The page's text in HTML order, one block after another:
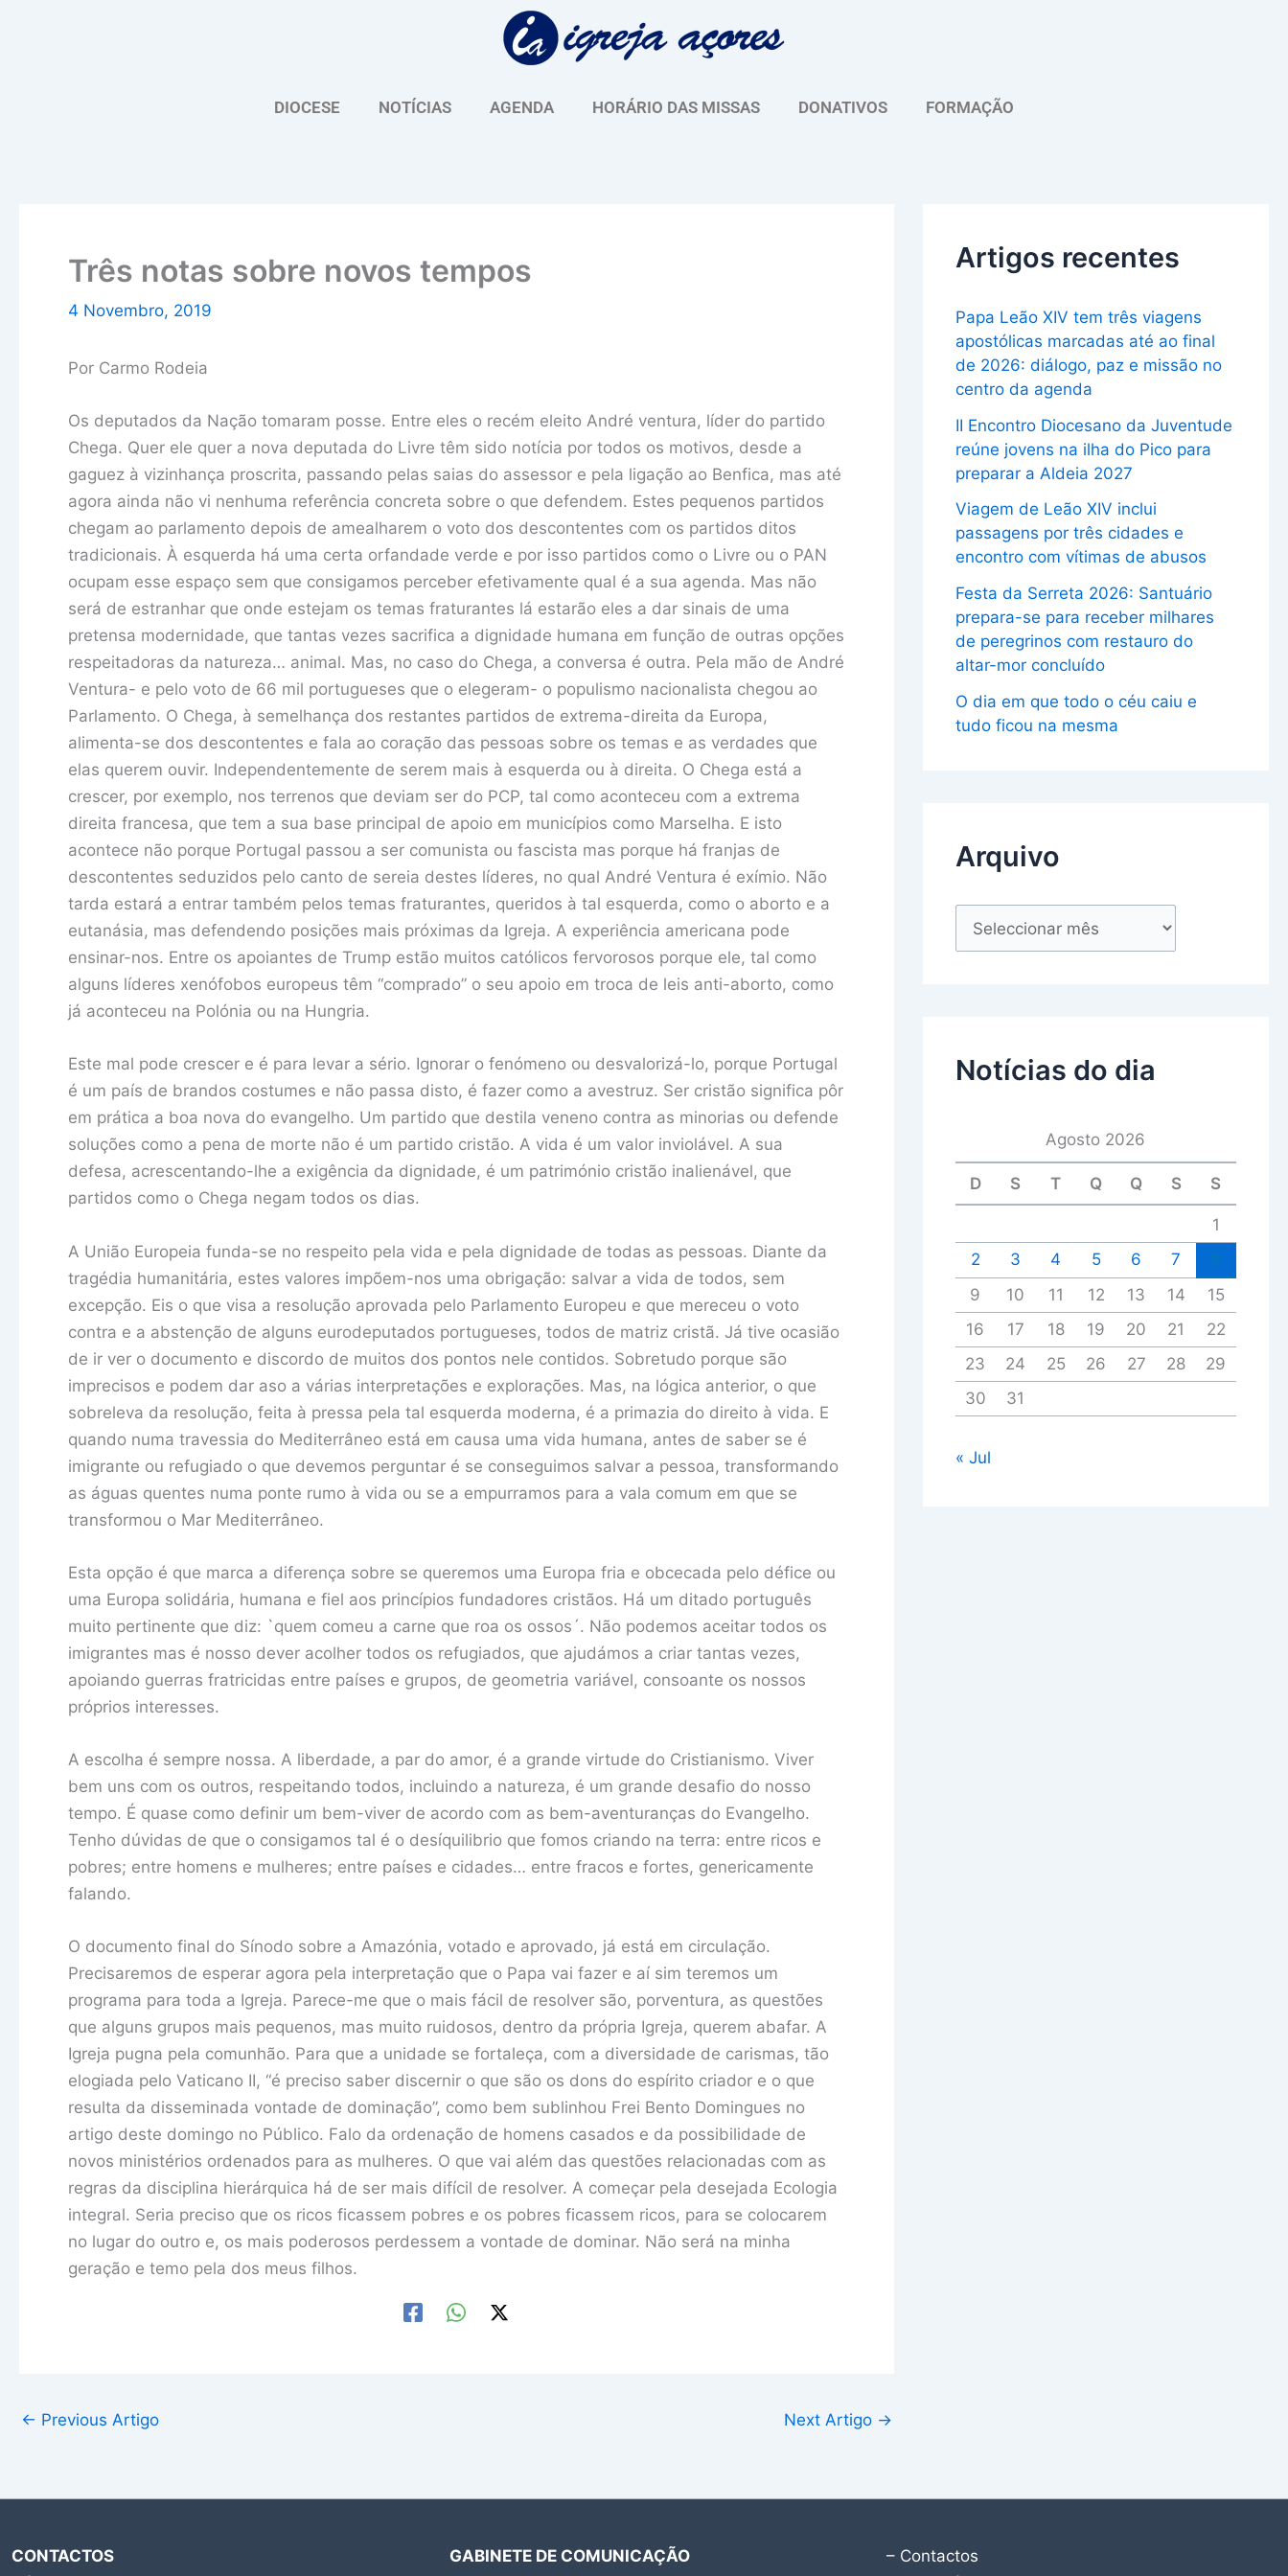
DIOCESE NOTÍCIAS AGENDA HORÁRIO DAS MISSAS DONATIVOS FORMAÇÃO
Três notas sobre novos tempos
4 Novembro, 2019
Por Carmo Rodeia
Os deputados da Nação tomaram posse. Entre eles o recém eleito André ventura, líder do partido
Chega. Quer ele quer a nova deputada do Livre têm sido notícia por todos os motivos, desde a
gaguez à vizinhança proscrita, passando pelas saias do assessor e pela ligação ao Benfica, mas até
agora ainda não vi nenhuma referência concreta sobre o que defendem. Estes pequenos partidos
chegam ao parlamento depois de amealharem o voto dos descontentes com os partidos ditos
tradicionais. À esquerda há uma certa orfandade verde e por isso partidos como o Livre ou o PAN
ocupam esse espaço sem que consigamos perceber efetivamente qual é a sua agenda. Mas não
será de estranhar que onde estejam os temas fraturantes lá estarão eles a dar sinais de uma
pretensa modernidade, que tantas vezes sacrifica a dignidade humana em função de outras opções
respeitadoras da natureza… animal. Mas, no caso do Chega, a conversa é outra. Pela mão de André
Ventura- e pelo voto de 66 mil portugueses que o elegeram- o populismo nacionalista chegou ao
Parlamento. O Chega, à semelhança dos restantes partidos de extrema-direita da Europa,
alimenta-se dos descontentes e fala ao coração das pessoas sobre os temas e as verdades que
elas querem ouvir. Independentemente de serem mais à esquerda ou à direita. O Chega está a
crescer, por exemplo, nos terrenos que deviam ser do PCP, tal como aconteceu com a extrema
direita francesa, que tem a sua base principal de apoio em municípios como Marselha. E isto
acontece não porque Portugal passou a ser comunista ou fascista mas porque há franjas de
descontentes seduzidos pelo canto de sereia destes líderes, no qual André Ventura é exímio. Não
tarda estará a entrar também pelos temas fraturantes, queridos à tal esquerda, como o aborto e a
eutanásia, mas defendendo posições mais próximas da Igreja. A experiência americana pode
ensinar-nos. Entre os apoiantes de Trump estão muitos católicos fervorosos porque ele, tal como
alguns líderes xenófobos europeus têm “comprado” o seu apoio em troca de leis anti-aborto, como
já aconteceu na Polónia ou na Hungria.
Este mal pode crescer e é para levar a sério. Ignorar o fenómeno ou desvalorizá-lo, porque Portugal
é um país de brandos costumes e não passa disto, é fazer como a avestruz. Ser cristão significa pôr
em prática a boa nova do evangelho. Um partido que destila veneno contra as minorias ou defende
soluções como a pena de morte não é um partido cristão. A vida é um valor inviolável. A sua
defesa, acrescentando-lhe a exigência da dignidade, é um património cristão inalienável, que
partidos como o Chega negam todos os dias.
A União Europeia funda-se no respeito pela vida e pela dignidade de todas as pessoas. Diante da
tragédia humanitária, estes valores impõem-nos uma obrigação: salvar a vida de todos, sem
excepção. Eis o que visa a resolução aprovada pelo Parlamento Europeu e que mereceu o voto
contra e a abstenção de alguns eurodeputados portugueses, todos de matriz cristã. Já tive ocasião
de ir ver o documento e discordo de muitos dos pontos nele contidos. Sobretudo porque são
imprecisos e podem dar aso a várias interpretações e explorações. Mas, na lógica anterior, o que
sobreleva da resolução, feita à pressa pela tal esquerda moderna, é a primazia do direito à vida. E
quando numa travessia do Mediterrâneo está em causa uma vida humana, antes de saber se é
imigrante ou refugiado o que devemos perguntar é se conseguimos salvar a pessoa, transformando
as águas quentes numa ponte rumo à vida ou se a empurramos para a vala comum em que se
transformou o Mar Mediterrâneo.
Esta opção é que marca a diferença sobre se queremos uma Europa fria e obcecada pelo défice ou
uma Europa solidária, humana e fiel aos princípios fundadores cristãos. Há um ditado português
muito pertinente que diz: `quem comeu a carne que roa os ossos´. Não podemos aceitar todos os
imigrantes mas é nosso dever acolher todos os refugiados, que ajudámos a criar tantas vezes,
apoiando guerras fratricidas entre países e grupos, de geometria variável, consoante os nossos
próprios interesses.
A escolha é sempre nossa. A liberdade, a par do amor, é a grande virtude do Cristianismo. Viver
bem uns com os outros, respeitando todos, incluindo a natureza, é um grande desafio do nosso
tempo. É quase como definir um bem-viver de acordo com as bem-aventuranças do Evangelho.
Tenho dúvidas de que o consigamos tal é o desíquilibrio que fomos criando na terra: entre ricos e
pobres; entre homens e mulheres; entre países e cidades… entre fracos e fortes, genericamente
falando.
O documento final do Sínodo sobre a Amazónia, votado e aprovado, já está em circulação.
Precisaremos de esperar agora pela interpretação que o Papa vai fazer e aí sim teremos um
programa para toda a Igreja. Parece-me que o mais fácil de resolver são, porventura, as questões
que alguns grupos mais pequenos, mas muito ruidosos, dentro da própria Igreja, querem abafar. A
Igreja pugna pela comunhão. Para que a unidade se fortaleça, com a diversidade de carismas, tão
elogiada pelo Vaticano II, “é preciso saber discernir o que são os dons do espírito criador e o que
resulta da disseminada vontade de dominação”, como bem sublinhou Frei Bento Domingues no
artigo deste domingo no Público. Falo da ordenação de homens casados e da possibilidade de
novos ministérios ordenados para as mulheres. O que vai além das questões relacionadas com as
regras da disciplina hierárquica há de ser mais difícil de resolver. A começar pela desejada Ecologia
integral. Seria preciso que os ricos ficassem pobres e os pobres ficassem ricos, para se colocarem
no lugar do outro e, os mais poderosos perdessem a vontade de dominar. Não será na minha
geração e temo pela dos meus filhos.
← Previous Artigo Next Artigo →
Artigos recentes
Papa Leão XIV tem três viagens
apostólicas marcadas até ao final
de 2026: diálogo, paz e missão no
centro da agenda
II Encontro Diocesano da Juventude
reúne jovens na ilha do Pico para
preparar a Aldeia 2027
Viagem de Leão XIV inclui
passagens por três cidades e
encontro com vítimas de abusos
Festa da Serreta 2026: Santuário
prepara-se para receber milhares
de peregrinos com restauro do
altar-mor concluído
O dia em que todo o céu caiu e
tudo ficou na mesma
Arquivo
u
Notícias do dia
Agosto 2026
D S T Q Q S S
1
2
3 4 5 6 7
9
10 11 12 13 14
15
16
17 18 19 20 21
22
23
24 25 26 27 28
29
30
31
« Jul
CONTACTOS
GABINETE DE COMUNICAÇÃO
– Contactos